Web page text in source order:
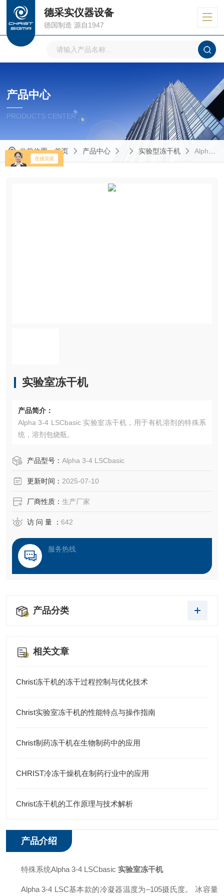
德采实仪器设备
德国制造 源自1947
产品中心
PRODUCTS CENTER
当前位置：首页 产品中心 实验型冻干机 Alpha 3-4 LSCbasic实验室冻干机
实验室冻干机
产品简介：
Alpha 3-4 LSCbasic 实验室冻干机，用于有机溶剂的特殊系
统，溶剂包烧瓶。
产品型号： Alpha 3-4 LSCbasic
更新时间： 2025-07-10
厂商性质： 生产厂家
访 问 量 ： 642
服务热线
产品分类
相关文章
Christ冻干机的冻干过程控制与优化技术
Christ实验室冻干机的性能特点与操作指南
Christ制药冻干机在生物制药中的应用
CHRIST冷冻干燥机在制药行业中的应用
Christ冻干机的工作原理与技术解析
产品介绍
特殊系统Alpha 3-4 LSCbasic 实验室冻干机
Alpha 3-4 LSC基本款的冷凝器温度为–105摄氏度。 冰容量